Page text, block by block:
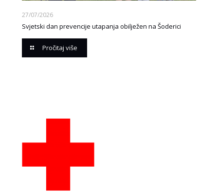
27/07/2026
Svjetski dan prevencije utapanja obilježen na Šoderici
Pročitaj više